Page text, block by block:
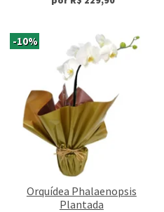
-10%
Orquídea Phalaenopsis
Plantada